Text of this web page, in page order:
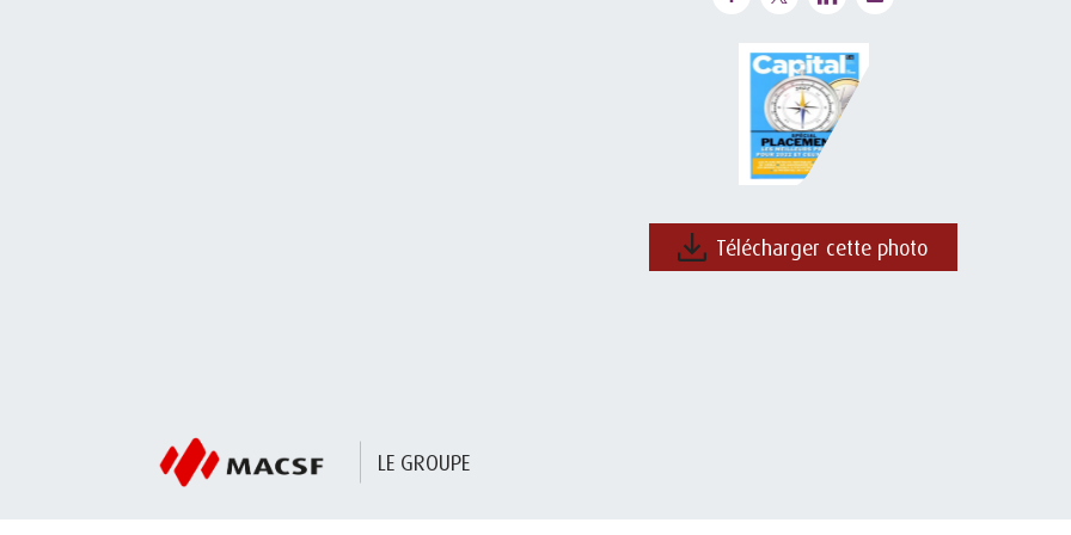
Télécharger cette photo
LE GROUPE